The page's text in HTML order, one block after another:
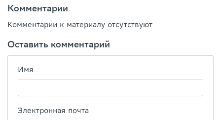
Комментарии
Комментарии к материалу отсутствуют
Оставить комментарий
Имя
Электронная почта